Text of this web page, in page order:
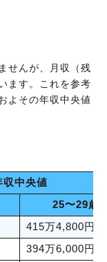
せんが、月収（残
ます。これを参考
よその年収中央値
収中央値
25〜29歳
415万4,800円
394万6,000円